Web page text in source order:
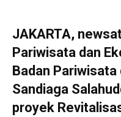
JAKARTA,
Pariwisata dan
Badan
Sandiaga
proyek